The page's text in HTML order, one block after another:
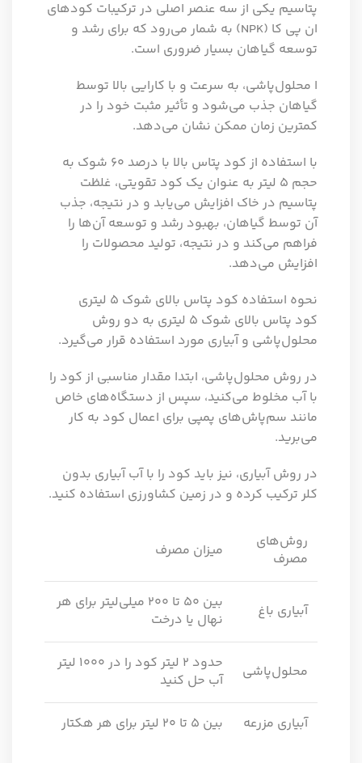
پتاسیم یکی از سه عنصر اصلی در ترکیبات کودهای
ان پی کا (NPK) به شمار می‌رود که برای رشد و
توسعه گیاهان بسیار ضروری است.
ا محلول‌پاشی، به سرعت و با کارایی بالا توسط
گیاهان جذب می‌شود و تأثیر مثبت خود را در
کمترین زمان ممکن نشان می‌دهد.
با استفاده از کود پتاس بالا با درصد ۶۰ شوک به
حجم ۵ لیتر به عنوان یک کود تقویتی، غلظت
پتاسیم در خاک افزایش می‌یابد و در نتیجه، جذب
آن توسط گیاهان، بهبود رشد و توسعه آن‌ها را
فراهم می‌کند و در نتیجه، تولید محصولات را
افزایش می‌دهد.
نحوه استفاده کود پتاس بالای شوک ۵ لیتری
کود پتاس بالای شوک ۵ لیتری به دو روش
محلول‌پاشی و آبیاری مورد استفاده قرار می‌گیرد.
در روش محلول‌پاشی، ابتدا مقدار مناسبی از کود را
با آب مخلوط می‌کنید، سپس از دستگاه‌های خاص
مانند سم‌پاش‌های پمپی برای اعمال کود به کار
می‌برید.
در روش آبیاری، نیز باید کود را با آب آبیاری بدون
کلر ترکیب کرده و در زمین کشاورزی استفاده کنید.
روش‌های
مصرف
میزان مصرف
آبیاری باغ
بین ۵۰ تا ۲۰۰ میلی‌لیتر برای هر
نهال یا درخت
محلول‌پاشی
حدود ۲ لیتر کود را در ۱۰۰۰ لیتر
آب حل کنید
آبیاری مزرعه بین ۵ تا ۲۰ لیتر برای هر هکتار